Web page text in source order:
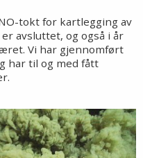
tokt for kartlegging av
avsluttet, og også i år
Vi har gjennomført
har til og med fått